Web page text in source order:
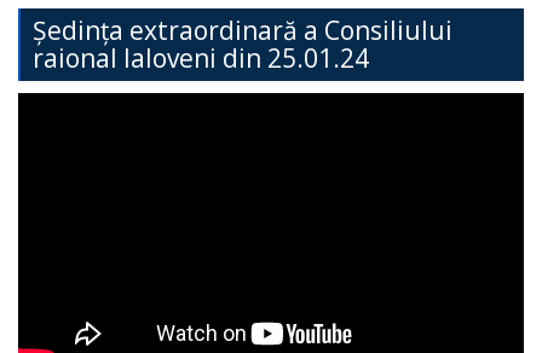
Ședința extraordinară a Consiliului
raional Ialoveni din 25.01.24